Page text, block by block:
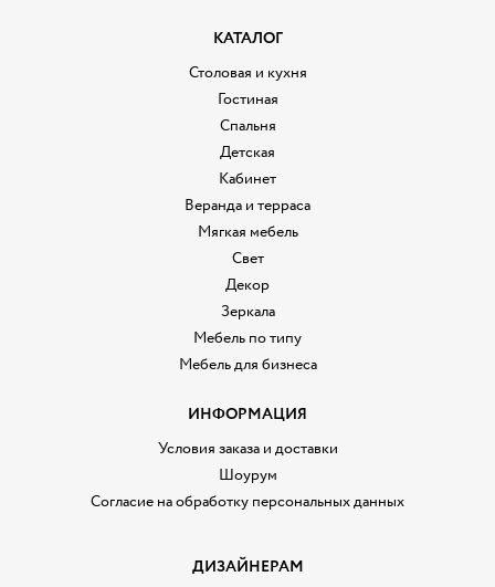
КАТАЛОГ
Столовая и кухня
Гостиная
Спальня
Детская
Кабинет
Веранда и терраса
Мягкая мебель
Свет
Декор
Зеркала
Мебель по типу
Мебель для бизнеса
ИНФОРМАЦИЯ
Условия заказа и доставки
Шоурум
Согласие на обработку персональных данных
ДИЗАЙНЕРАМ